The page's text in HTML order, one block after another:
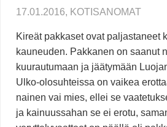
17.01.2016, KOTISANOMAT
Kireät pakkaset ovat paljastaneet
kauneuden. Pakkanen on saanut
kuurautumaan ja jäätymään
Ulko-olosuhteissa on vaikea
nainen vai mies, ellei se
ja kainuussahan se ei erotu,